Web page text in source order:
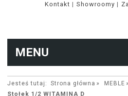
Kontakt Showroomy
MENU
Jesteś tutaj: Strona główna MEBLE
Stołek 1/2 WITAMINA D